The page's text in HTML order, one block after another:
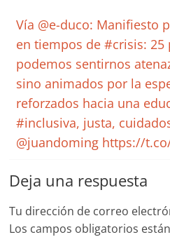
Vía @e-duco: Manifiesto
en tiempos de #crisis: 25
podemos sentirnos
sino animados por la
reforzados hacia una
#inclusiva, justa,
@juandoming https://
Deja una respuesta
Tu dirección de correo
Los campos obligatorios